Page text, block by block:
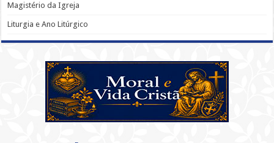
Magistério da Igreja
Liturgia e Ano Litúrgico